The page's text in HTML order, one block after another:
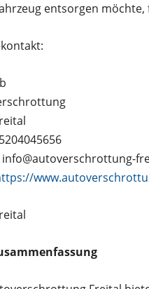
entsorgen
info@autoverschrottung-